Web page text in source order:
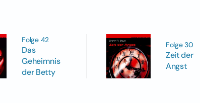
Folge 42
Das
Geheimnis
der Betty
Folge 30
Zeit der
Angst